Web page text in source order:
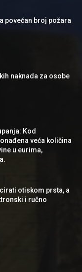
povećan broj požara
naknada za osobe
Kod
veća količina
u eurima,
otiskom prsta, a
i ručno